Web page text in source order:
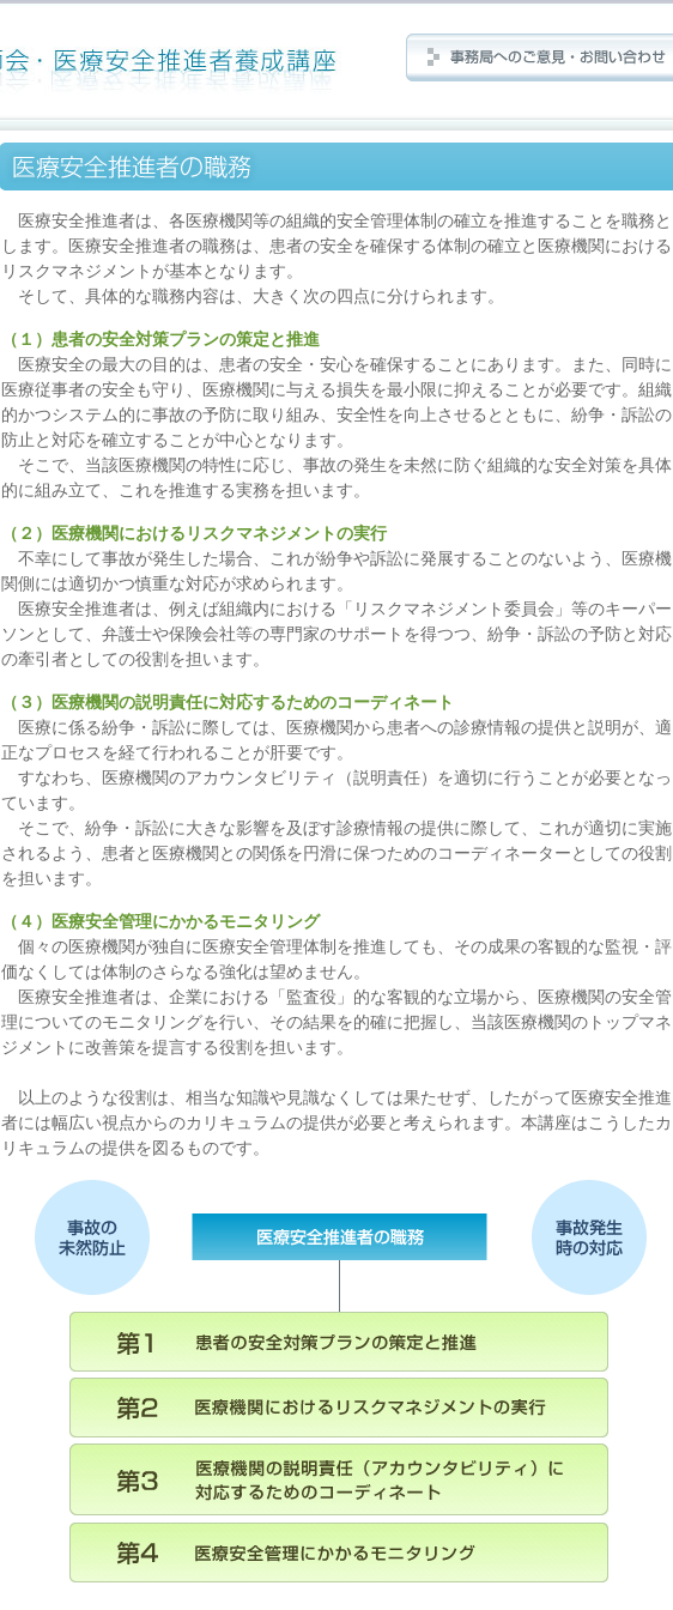
医療安全推進者は、各医療機関等の組織的安全管理体制の確立を推進することを職務と
します。医療安全推進者の職務は、患者の安全を確保する体制の確立と医療機関における
リスクマネジメントが基本となります。
そして、具体的な職務内容は、大きく次の四点に分けられます。
（１）患者の安全対策プランの策定と推進
医療安全の最大の目的は、患者の安全・安心を確保することにあります。また、同時に
医療従事者の安全も守り、医療機関に与える損失を最小限に抑えることが必要です。組織
的かつシステム的に事故の予防に取り組み、安全性を向上させるとともに、紛争・訴訟の
防止と対応を確立することが中心となります。
そこで、当該医療機関の特性に応じ、事故の発生を未然に防ぐ組織的な安全対策を具体
的に組み立て、これを推進する実務を担います。
（２）医療機関におけるリスクマネジメントの実行
不幸にして事故が発生した場合、これが紛争や訴訟に発展することのないよう、医療機
関側には適切かつ慎重な対応が求められます。
医療安全推進者は、例えば組織内における「リスクマネジメント委員会」等のキーパー
ソンとして、弁護士や保険会社等の専門家のサポートを得つつ、紛争・訴訟の予防と対応
の牽引者としての役割を担います。
（３）医療機関の説明責任に対応するためのコーディネート
医療に係る紛争・訴訟に際しては、医療機関から患者への診療情報の提供と説明が、適
正なプロセスを経て行われることが肝要です。
すなわち、医療機関のアカウンタビリティ（説明責任）を適切に行うことが必要となっ
ています。
そこで、紛争・訴訟に大きな影響を及ぼす診療情報の提供に際して、これが適切に実施
されるよう、患者と医療機関との関係を円滑に保つためのコーディネーターとしての役割
を担います。
（４）医療安全管理にかかるモニタリング
個々の医療機関が独自に医療安全管理体制を推進しても、その成果の客観的な監視・評
価なくしては体制のさらなる強化は望めません。
医療安全推進者は、企業における「監査役」的な客観的な立場から、医療機関の安全管
理についてのモニタリングを行い、その結果を的確に把握し、当該医療機関のトップマネ
ジメントに改善策を提言する役割を担います。
以上のような役割は、相当な知識や見識なくしては果たせず、したがって医療安全推進
者には幅広い視点からのカリキュラムの提供が必要と考えられます。本講座はこうしたカ
リキュラムの提供を図るものです。